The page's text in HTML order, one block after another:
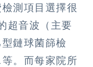
測項目選擇很
超音波（主要
鏈球菌篩檢
。而每家院所